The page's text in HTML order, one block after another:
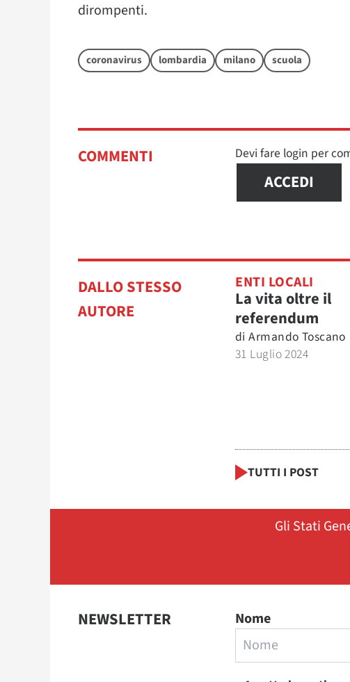
dirompenti.
coronavirus lombardia milano scuola
COMMENTI Devi fare login per
ACCEDI
DALLO STESSO
AUTORE
ENTI LOCALI
La vita oltre il
referendum
di Armando Toscano
31 Luglio 2024
TUTTI I POST
Gli Stati
NEWSLETTER Nome